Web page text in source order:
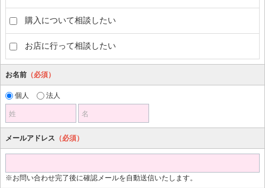
購入について相談したい
お店に行って相談したい
お名前 （必須）
個人 法人
姓 名
メールアドレス （必須）
※お問い合わせ完了後に確認メールを自動送信いたします。